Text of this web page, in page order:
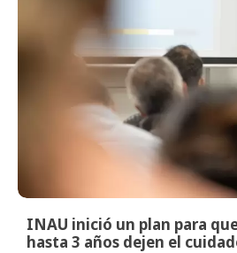
INAU inició un plan para
hasta 3 años dejen el